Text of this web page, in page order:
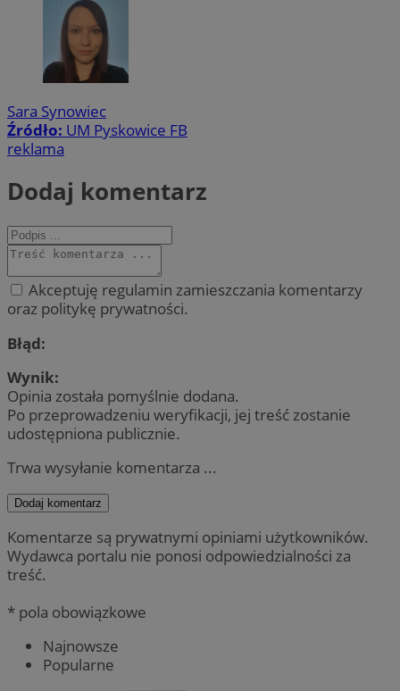
Sara Synowiec
Źródło: UM Pyskowice FB
reklama
Dodaj komentarz
Akceptuję regulamin zamieszczania komentarzy
oraz politykę prywatności.
Błąd:
Wynik:
Opinia została pomyślnie dodana.
Po przeprowadzeniu weryfikacji, jej treść zostanie
udostępniona publicznie.
Trwa wysyłanie komentarza ...
Dodaj komentarz
Komentarze są prywatnymi opiniami użytkowników.
Wydawca portalu nie ponosi odpowiedzialności za
treść.
* pola obowiązkowe
Najnowsze
Popularne